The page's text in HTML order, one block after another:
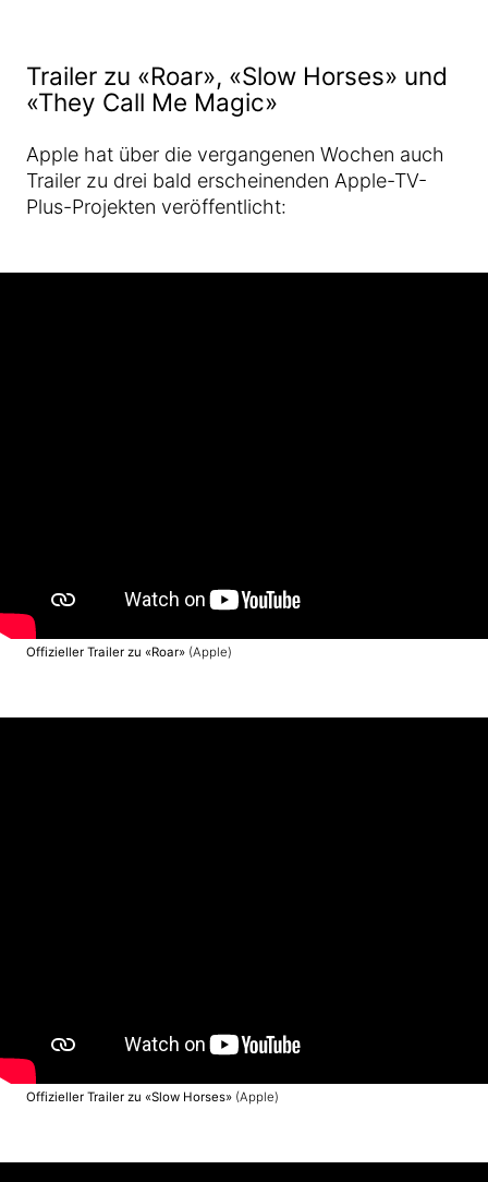
Trailer zu «Roar», «Slow Horses» und
«They Call Me Magic»
Apple hat über die vergangenen Wochen auch
Trailer zu drei bald erscheinenden Apple-TV-
Plus-Projekten veröffentlicht:
Offizieller Trailer zu «Roar» (Apple)
Offizieller Trailer zu «Slow Horses» (Apple)